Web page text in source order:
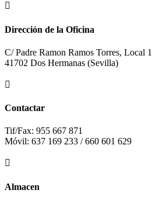

Dirección de la Oficina
C/ Padre Ramon Ramos Torres, Local 1
41702 Dos Hermanas (Sevilla)

Contactar
Tif/Fax: 955 667 871
Móvil: 637 169 233 / 660 601 629

Almacen